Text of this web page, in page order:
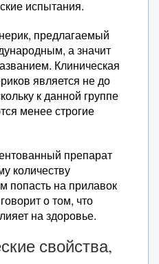
испытания.
предлагаемый
а значит
Клиническая
является не до
к данной группе
менее строгие
препарат
количеству
попасть на прилавок
о том, что
на здоровье.
свойства,